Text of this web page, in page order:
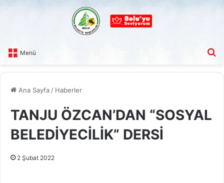
Menü
Ana Sayfa / Haberler
TANJU ÖZCAN’DAN “SOSYAL
BELEDİYECİLİK” DERSİ
2 Şubat 2022